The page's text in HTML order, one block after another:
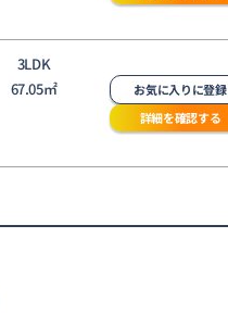
3LDK
67.05㎡
お気に入りに登録
詳細を確認する